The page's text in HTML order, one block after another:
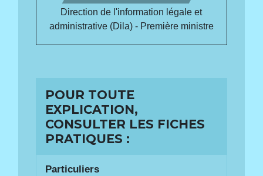
Direction de l'information légale et
administrative (Dila) - Première ministre
POUR TOUTE
EXPLICATION,
CONSULTER LES FICHES
PRATIQUES :
Particuliers